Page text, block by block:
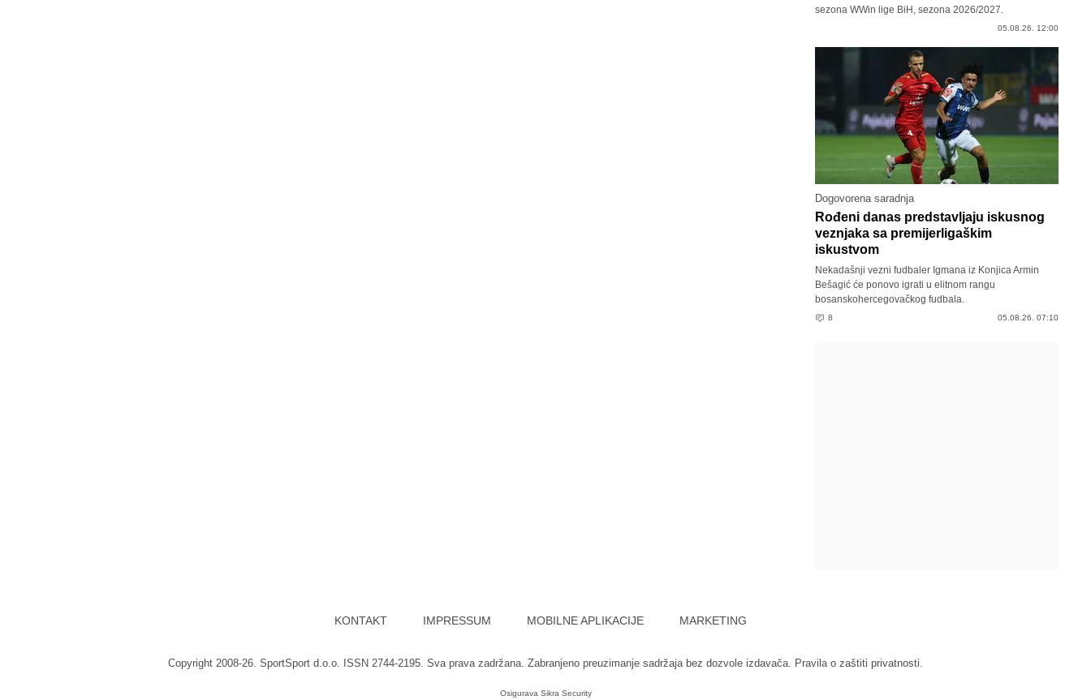
sezona WWin lige BiH, sezona 2026/2027.
05.08.26. 12:00
Dogovorena saradnja
Rođeni danas predstavljaju iskusnog
veznjaka sa premijerligaškim
iskustvom
Nekadašnji vezni fudbaler Igmana iz Konjica Armin
Bešagić će ponovo igrati u elitnom rangu
bosanskohercegovačkog fudbala.
8 05.08.26. 07:10
KONTAKT IMPRESSUM MOBILNE APLIKACIJE MARKETING
Copyright 2008-26. SportSport d.o.o. ISSN 2744-2195. Sva prava zadržana. Zabranjeno preuzimanje sadržaja bez dozvole izdavača. Pravila o zaštiti privatnosti.
Osigurava Sikra Security